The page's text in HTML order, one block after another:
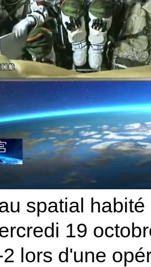
spatial
19
lors d'une